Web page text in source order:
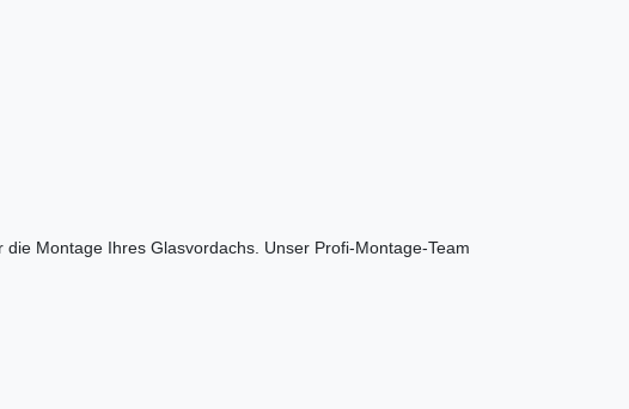
Montage Ihres Glasvordachs. Unser Profi-Montage-Team